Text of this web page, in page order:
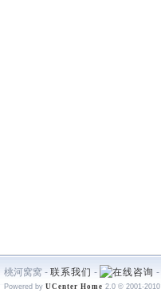
桃河窝窝 - 联系我们 - -
Powered by UCenter Home 2.0 © 2001-2010